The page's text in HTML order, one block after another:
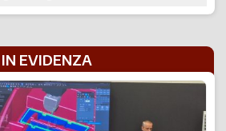
IN EVIDENZA